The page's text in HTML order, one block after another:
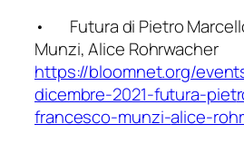
• Futura di Pietro
Munzi, Alice Rohrwacher
https://bloomnet.org/
dicembre-2021-futura-piet
francesco-munzi-alice-